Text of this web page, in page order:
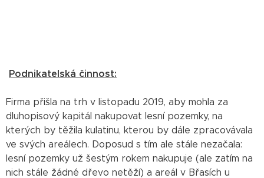
Podnikatelská činnost:
Firma přišla na trh v listopadu 2019, aby mohla za
dluhopisový kapitál nakupovat lesní pozemky, na
kterých by těžila kulatinu, kterou by dále zpracovávala
ve svých areálech. Doposud s tím ale stále nezačala:
lesní pozemky už šestým rokem nakupuje (ale zatím na
nich stále žádné dřevo netěží) a areál v Břasích u